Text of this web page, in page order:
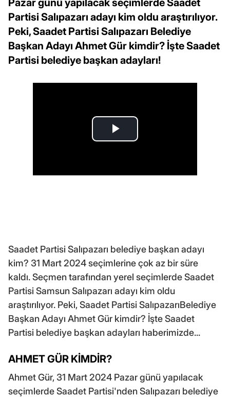
Pazar günü yapılacak seçimlerde Saadet
Partisi Salıpazarı adayı kim oldu araştırılıyor.
Peki, Saadet Partisi Salıpazarı Belediye
Başkan Adayı Ahmet Gür kimdir? İşte Saadet
Partisi belediye başkan adayları!
Saadet Partisi Salıpazarı belediye başkan adayı
kim? 31 Mart 2024 seçimlerine çok az bir süre
kaldı. Seçmen tarafından yerel seçimlerde Saadet
Partisi Samsun Salıpazarı adayı kim oldu
araştırılıyor. Peki, Saadet Partisi SalıpazarıBelediye
Başkan Adayı Ahmet Gür kimdir? İşte Saadet
Partisi belediye başkan adayları haberimizde...
AHMET GÜR KİMDİR?
Ahmet Gür, 31 Mart 2024 Pazar günü yapılacak
seçimlerde Saadet Partisi'nden Salıpazarı belediye